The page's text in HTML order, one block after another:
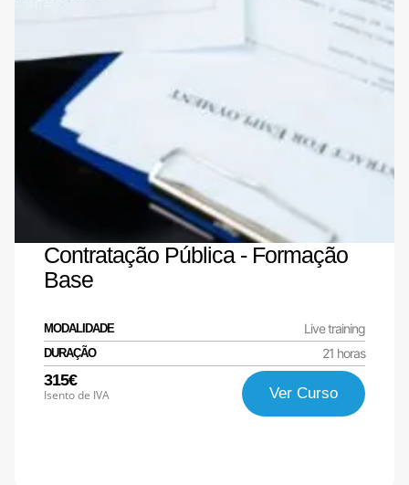
Contratação Pública - Formação
Base
MODALIDADE Live training
DURAÇÃO 21 horas
315€
Isento de IVA Ver Curso